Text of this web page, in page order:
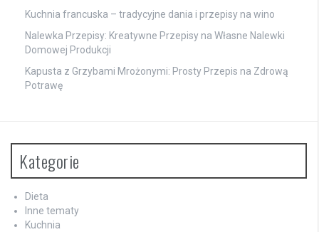
Kuchnia francuska – tradycyjne dania i przepisy na wino
Nalewka Przepisy: Kreatywne Przepisy na Własne Nalewki
Domowej Produkcji
Kapusta z Grzybami Mrożonymi: Prosty Przepis na Zdrową
Potrawę
Kategorie
Dieta
Inne tematy
Kuchnia